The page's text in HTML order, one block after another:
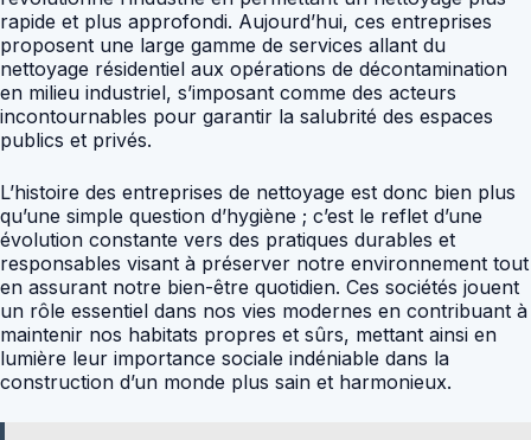
rapide et plus approfondi. Aujourd’hui, ces entreprises
proposent une large gamme de services allant du
nettoyage résidentiel aux opérations de décontamination
en milieu industriel, s’imposant comme des acteurs
incontournables pour garantir la salubrité des espaces
publics et privés.
L’histoire des entreprises de nettoyage est donc bien plus
qu’une simple question d’hygiène ; c’est le reflet d’une
évolution constante vers des pratiques durables et
responsables visant à préserver notre environnement tout
en assurant notre bien-être quotidien. Ces sociétés jouent
un rôle essentiel dans nos vies modernes en contribuant à
maintenir nos habitats propres et sûrs, mettant ainsi en
lumière leur importance sociale indéniable dans la
construction d’un monde plus sain et harmonieux.